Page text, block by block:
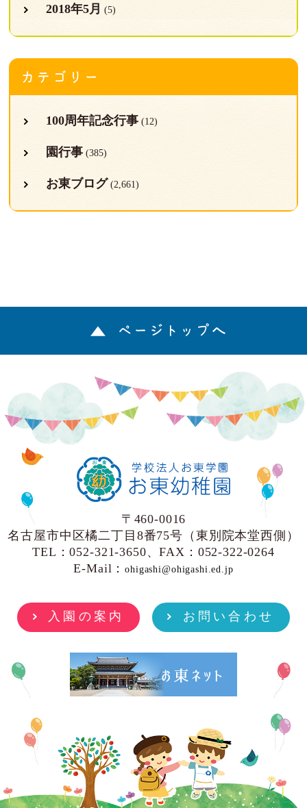
2018年5月 (5)
カテゴリー
100周年記念行事(12)
園行事(385)
お東ブログ (2,661)
ページトップへ
〒460-0016
名古屋市中区橘二丁目8番75号（東別院本堂西側）
TEL：052-321-3650、FAX：052-322-0264
E-Mail：ohigashi@ohigashi.ed.jp
入園の案内 お問い合わせ